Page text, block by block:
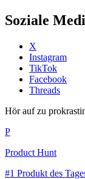
Soziale
X
Instagram
TikTok
Facebook
Threads
Hör auf zu
P
Product Hunt
#1 Produkt des